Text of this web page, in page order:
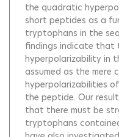
the quadratic
short peptides as a
tryptophans in the
findings indicate that
hyperpolarizability in
assumed as the mere
hyperpolarizabilities
the peptide. Our
that there must be
tryptophans